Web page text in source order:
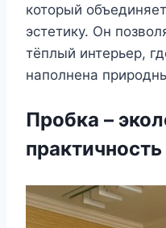
который
эстетику. Он
тёплый интерьер,
наполнена
Пробка –